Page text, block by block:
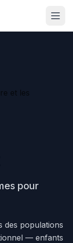
pour
des populations
— enfants